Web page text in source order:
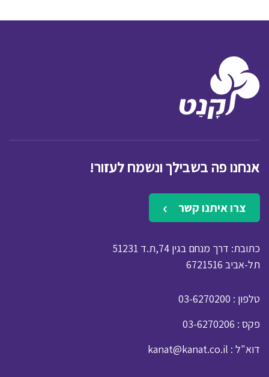
אנחנו פה בשבילך ונשמח לעזור!
צרו איתנו קשר
כתובת: דרך מנחם בגין 74,ת.ד 51231
תל-אביב 6721516
03-6270200
: טלפון
03-6270206 : פקס
kanat@kanat.co.il : דוא"ל